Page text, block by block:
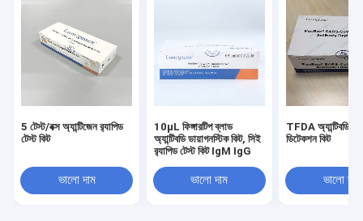
5 টেস্ট/বক্স অ্যান্টিজেন র‌্যাপিড
টেস্ট কিট
ভালো দাম
10μL ফিঙ্গারটিপ ব্লাড
অ্যান্টিবডি ডায়াগনস্টিক কিট, সিই
র‌্যাপিড টেস্ট কিট IgM IgG
ভালো দাম
TFDA অ্যান্টিবডি
ডিটেকশন কিট
ভালো দাম